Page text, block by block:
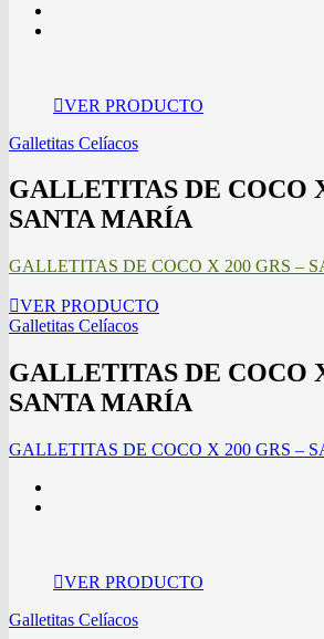
VER PRODUCTO
Galletitas Celíacos
GALLETITAS DE COCO
SANTA MARÍA
GALLETITAS DE COCO X 200 GRS –
VER PRODUCTO
Galletitas Celíacos
GALLETITAS DE COCO
SANTA MARÍA
GALLETITAS DE COCO X 200 GRS –
VER PRODUCTO
Galletitas Celíacos